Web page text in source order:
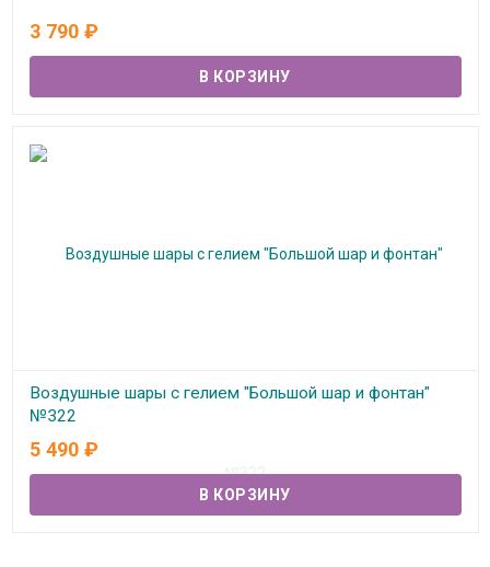
3 790 ₽
Воздушные шары с гелием "Большой шар и фонтан"
№322
В наличии
5 490 ₽